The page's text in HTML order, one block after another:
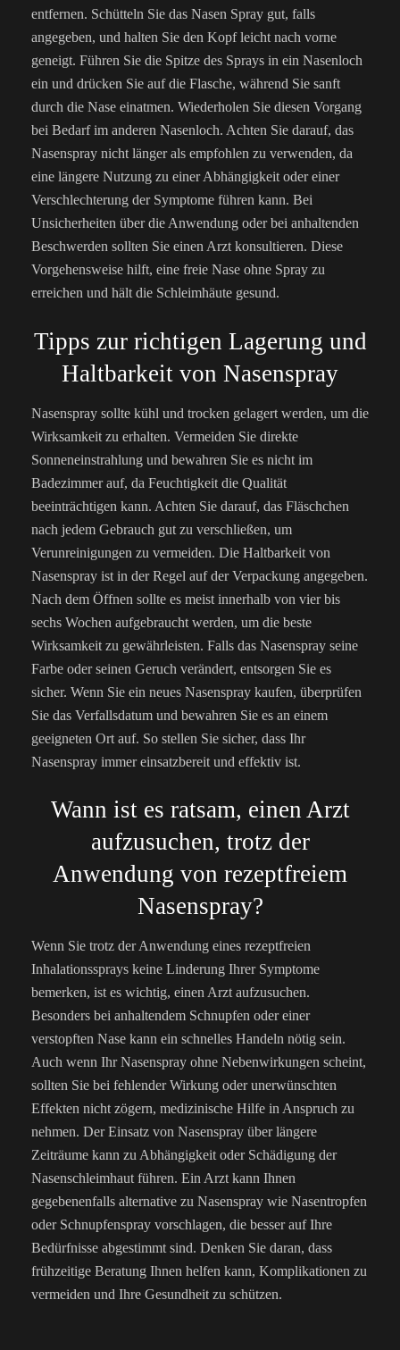
entfernen. Schütteln Sie das Nasen Spray gut, falls
angegeben, und halten Sie den Kopf leicht nach vorne
geneigt. Führen Sie die Spitze des Sprays in ein Nasenloch
ein und drücken Sie auf die Flasche, während Sie sanft
durch die Nase einatmen. Wiederholen Sie diesen Vorgang
bei Bedarf im anderen Nasenloch. Achten Sie darauf, das
Nasenspray nicht länger als empfohlen zu verwenden, da
eine längere Nutzung zu einer Abhängigkeit oder einer
Verschlechterung der Symptome führen kann. Bei
Unsicherheiten über die Anwendung oder bei anhaltenden
Beschwerden sollten Sie einen Arzt konsultieren. Diese
Vorgehensweise hilft, eine freie Nase ohne Spray zu
erreichen und hält die Schleimhäute gesund.
Tipps zur richtigen Lagerung und
Haltbarkeit von Nasenspray
Nasenspray sollte kühl und trocken gelagert werden, um die
Wirksamkeit zu erhalten. Vermeiden Sie direkte
Sonneneinstrahlung und bewahren Sie es nicht im
Badezimmer auf, da Feuchtigkeit die Qualität
beeinträchtigen kann. Achten Sie darauf, das Fläschchen
nach jedem Gebrauch gut zu verschließen, um
Verunreinigungen zu vermeiden. Die Haltbarkeit von
Nasenspray ist in der Regel auf der Verpackung angegeben.
Nach dem Öffnen sollte es meist innerhalb von vier bis
sechs Wochen aufgebraucht werden, um die beste
Wirksamkeit zu gewährleisten. Falls das Nasenspray seine
Farbe oder seinen Geruch verändert, entsorgen Sie es
sicher. Wenn Sie ein neues Nasenspray kaufen, überprüfen
Sie das Verfallsdatum und bewahren Sie es an einem
geeigneten Ort auf. So stellen Sie sicher, dass Ihr
Nasenspray immer einsatzbereit und effektiv ist.
Wann ist es ratsam, einen Arzt
aufzusuchen, trotz der
Anwendung von rezeptfreiem
Nasenspray?
Wenn Sie trotz der Anwendung eines rezeptfreien
Inhalationssprays keine Linderung Ihrer Symptome
bemerken, ist es wichtig, einen Arzt aufzusuchen.
Besonders bei anhaltendem Schnupfen oder einer
verstopften Nase kann ein schnelles Handeln nötig sein.
Auch wenn Ihr Nasenspray ohne Nebenwirkungen scheint,
sollten Sie bei fehlender Wirkung oder unerwünschten
Effekten nicht zögern, medizinische Hilfe in Anspruch zu
nehmen. Der Einsatz von Nasenspray über längere
Zeiträume kann zu Abhängigkeit oder Schädigung der
Nasenschleimhaut führen. Ein Arzt kann Ihnen
gegebenenfalls alternative zu Nasenspray wie Nasentropfen
oder Schnupfenspray vorschlagen, die besser auf Ihre
Bedürfnisse abgestimmt sind. Denken Sie daran, dass
frühzeitige Beratung Ihnen helfen kann, Komplikationen zu
vermeiden und Ihre Gesundheit zu schützen.